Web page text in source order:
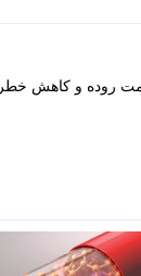
روده و کاهش خطر